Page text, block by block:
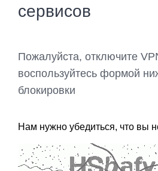
сервисов
Пожалуйста, отключите
воспользуйтесь формой
блокировки
Нам нужно убедиться, что вы